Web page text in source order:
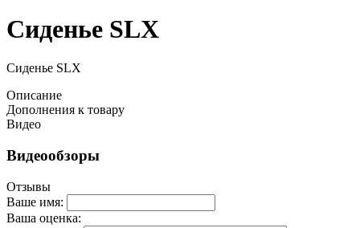
Сиденье SLX
Сиденье SLX
Описание
Дополнения к товару
Видео
Видеообзоры
Отзывы
Ваше имя:
Ваша оценка: